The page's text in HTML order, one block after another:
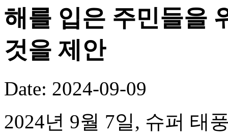
해를 입은 주민들을
것을 제안
Date: 2024-09-09
2024년 9월 7일, 슈퍼 태